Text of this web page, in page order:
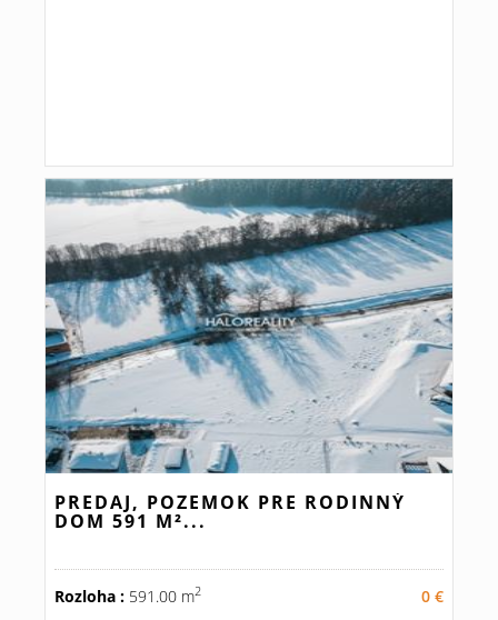
PREDAJ, POZEMOK PRE RODINNÝ
DOM 591 M²...
Rozloha : 591.00 m2
0 €